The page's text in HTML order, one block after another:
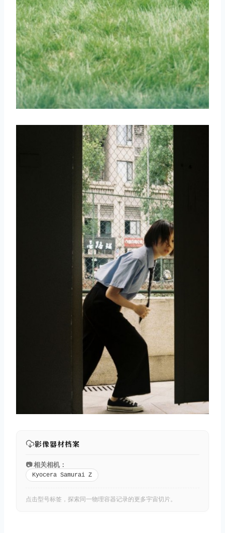
影像器材档案
📷 相关相机：
Kyocera Samurai Z
点击型号标签，探索同一物理容器记录的更多宇宙切片。